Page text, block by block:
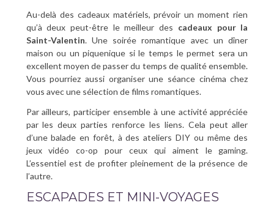
Au-delà des cadeaux matériels, prévoir un moment rien
qu’à deux peut-être le meilleur des cadeaux pour la
Saint-Valentin. Une soirée romantique avec un dîner
maison ou un piquenique si le temps le permet sera un
excellent moyen de passer du temps de qualité ensemble.
Vous pourriez aussi organiser une séance cinéma chez
vous avec une sélection de films romantiques.
Par ailleurs, participer ensemble à une activité appréciée
par les deux parties renforce les liens. Cela peut aller
d’une balade en forêt, à des ateliers DIY ou même des
jeux vidéo co-op pour ceux qui aiment le gaming.
L’essentiel est de profiter pleinement de la présence de
l’autre.
ESCAPADES ET MINI-VOYAGES